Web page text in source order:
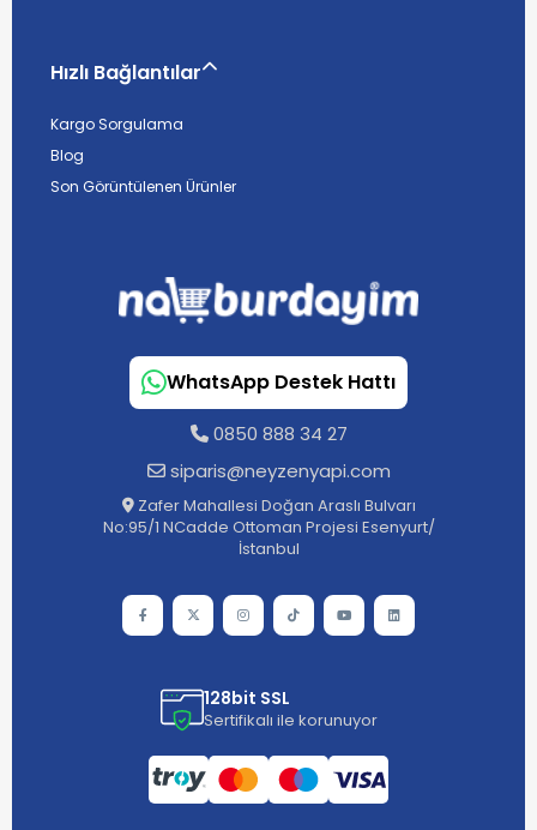
Hızlı Bağlantılar
Kargo Sorgulama
Blog
Son Görüntülenen Ürünler
WhatsApp Destek Hattı
0850 888 34 27
siparis@neyzenyapi.com
Zafer Mahallesi Doğan Araslı Bulvarı
No:95/1 NCadde Ottoman Projesi Esenyurt/
İstanbul
128bit SSL
Sertifikalı ile korunuyor